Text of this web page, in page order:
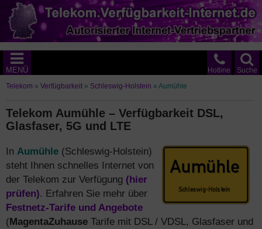
Suche
Hotline
MENÜ
Telekom » Verfügbarkeit » Schleswig-Holstein » Aumühle
Telekom Aumühle – Verfügbarkeit DSL,
Glasfaser, 5G und LTE
In Aumühle (Schleswig-Holstein)
steht Ihnen schnelles Internet von
der Telekom zur Verfügung (hier
prüfen). Erfahren Sie mehr über
Festnetz-Tarife und Angebote
(MagentaZuhause Tarife mit DSL / VDSL, Glasfaser und